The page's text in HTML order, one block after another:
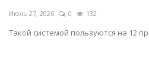
Июль 27, 2026 0 132
Такой системой пользуются на 12